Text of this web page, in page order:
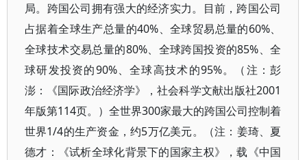
局。跨国公司拥有强大的经济实力。目前，跨国公司
占据着全球生产总量的40%、全球贸易总量的60%、
全球技术交易总量的80%、全球跨国投资的85%、全
球研发投资的90%、全球高技术的95%。（注：彭
澎：《国际政治经济学》，社会科学文献出版社2001
年版第114页。）全世界300家最大的跨国公司控制着
世界1/4的生产资金，约5万亿美元。（注：姜琦、夏
德才：《试析全球化背景下的国家主权》，载《中国